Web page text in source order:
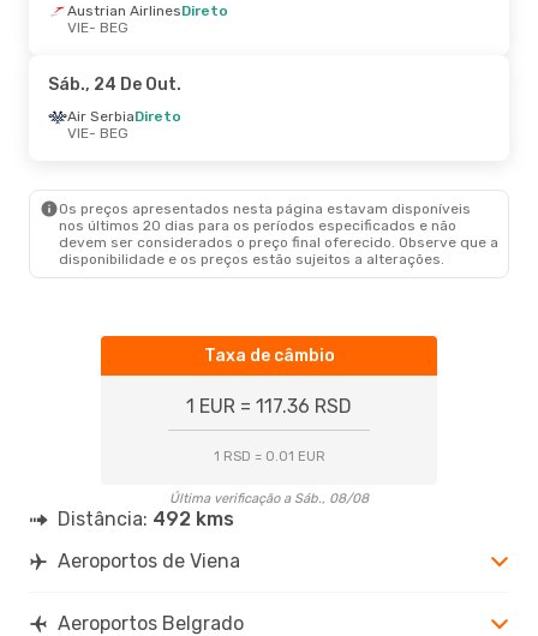
Austrian AirlinesDireto
VIE- BEG
Sáb., 24 De Out.
Air SerbiaDireto
VIE- BEG
Os preços apresentados nesta página estavam disponíveis
nos últimos 20 dias para os períodos especificados e não
devem ser considerados o preço final oferecido. Observe que a
disponibilidade e os preços estão sujeitos a alterações.
Taxa de câmbio
1 EUR = 117.36 RSD
1 RSD = 0.01 EUR
Última verificação a Sáb., 08/08
Distância: 492 kms
Aeroportos de Viena
Aeroportos Belgrado